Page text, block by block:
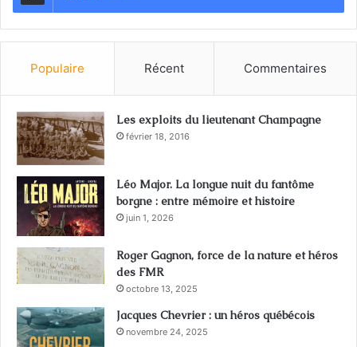
Populaire Récent Commentaires
Les exploits du lieutenant Champagne
février 18, 2016
Léo Major. La longue nuit du fantôme
borgne : entre mémoire et histoire
juin 1, 2026
Roger Gagnon, force de la nature et héros
des FMR
octobre 13, 2025
Jacques Chevrier : un héros québécois
novembre 24, 2025